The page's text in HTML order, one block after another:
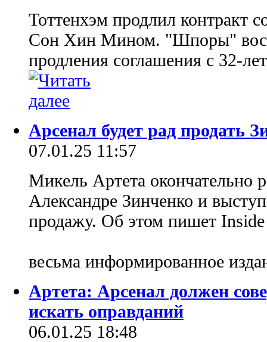
Тоттенхэм продлил контракт
Сон Хин Мином. "Шпоры"
продления соглашения с 32-
Арсенал будет рад продать
07.01.25 11:57
Микель Артета окончательно
Александре Зинченко и
продажу. Об этом пишет
весьма информированное
Артета: Арсенал должен
искать оправданий
06.01.25 18:48